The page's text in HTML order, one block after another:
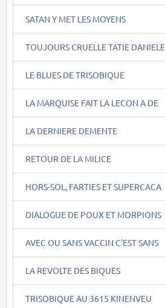
SATAN Y MET LES MOYENS
TOUJOURS CRUELLE TATIE DANIELE
LE BLUES DE TRISOBIQUE
LA MARQUISE FAIT LA LECON A DE
LA DERNIERE DEMENTE
RETOUR DE LA MILICE
HORS-SOL, FARTIES ET SUPERCACA
DIALOGUE DE POUX ET MORPIONS
AVEC OU SANS VACCIN C'EST SANS
LA REVOLTE DES BIQUES
TRISOBIQUE AU 3615 KINENVEU